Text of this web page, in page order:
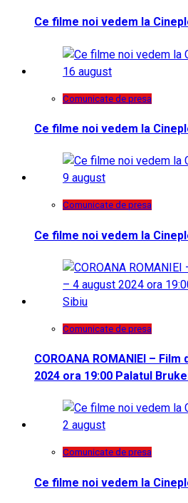
Ce filme noi vedem la
Comunicate de presa
Ce filme noi vedem la
Comunicate de presa
Ce filme noi vedem la
Comunicate de presa
COROANA ROMANIEI –
2024 ora 19:00 Palatul
Comunicate de presa
Ce filme noi vedem la